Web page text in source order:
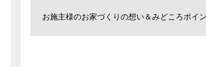
お施主様のお家づくりの想い＆みどころポイ